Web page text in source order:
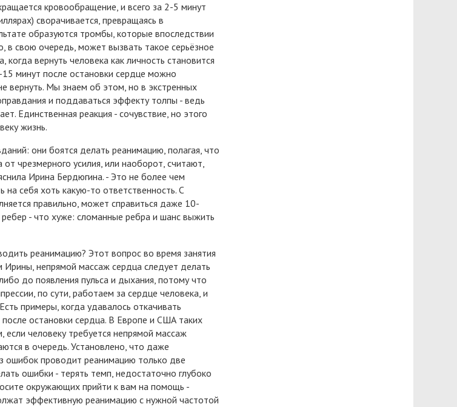
кровообращение, и всего за 2-5 минут
сворачивается, превращаясь в
образуются тромбы, которые впоследствии
в свою очередь, может вызвать такое серьёзное
когда вернуть человека как личность становится
минут после остановки сердце можно
вернуть. Мы знаем об этом, но в экстренных
и поддаваться эффекту толпы - ведь
Единственная реакция - сочувствие, но этого
жизнь.
они боятся делать реанимацию, полагая, что
чрезмерного усилия, или наоборот, считают,
Ирина Бердюгина. - Это не более чем
на себя хоть какую-то ответственность. С
правильно, может справиться даже 10-
- что хуже: сломанные ребра и шанс выжить
реанимацию? Этот вопрос во время занятия
непрямой массаж сердца следует делать
до появления пульса и дыхания, потому что
по сути, работаем за сердце человека, и
примеры, когда удавалось откачивать
остановки сердца. В Европе и США таких
если человеку требуется непрямой массаж
в очередь. Установлено, что даже
ошибок проводит реанимацию только две
ошибки - терять темп, недостаточно глубоко
окружающих прийти к вам на помощь -
эффективную реанимацию с нужной частотой